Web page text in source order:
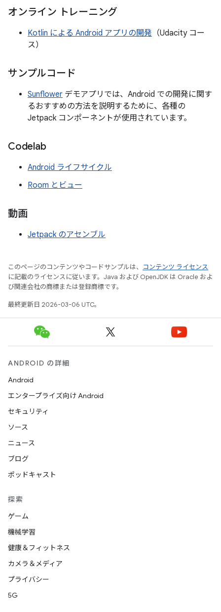
オンライン トレーニング
Kotlin による Android アプリの開発 （Udacity コー
ス）
サンプルコード
Sunflower デモアプリでは、Android での開発に関す
るおすすめの方法を説明するために、各種の
Jetpack コンポーネントが使用されています。
Codelab
Android ライフサイクル
Room とビュー
動画
Jetpack のアセンブル
このページのコンテンツやコードサンプルは、
コンテンツ ライセンス
に記載のライセンスに従います。Java および OpenJDK は Oracle およ
び関連会社の商標または登録商標です。
最終更新日 2026-03-06 UTC。
ANDROID の詳細
Android
エンタープライズ向け Android
セキュリティ
ソース
ニュース
ブログ
ポッドキャスト
探索
ゲーム
機械学習
健康＆フィットネス
カメラ＆メディア
プライバシー
5G